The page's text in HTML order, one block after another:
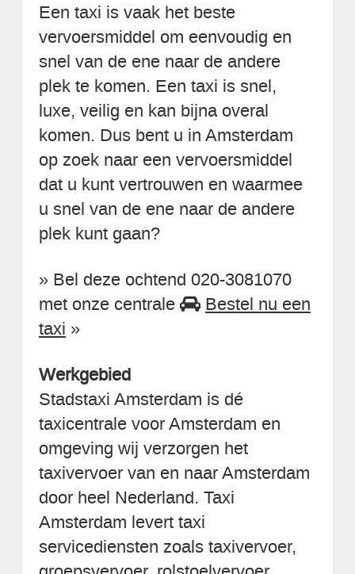
Een taxi is vaak het beste
vervoersmiddel om eenvoudig en
snel van de ene naar de andere
plek te komen. Een taxi is snel,
luxe, veilig en kan bijna overal
komen. Dus bent u in Amsterdam
op zoek naar een vervoersmiddel
dat u kunt vertrouwen en waarmee
u snel van de ene naar de andere
plek kunt gaan?
» Bel deze ochtend 020-3081070
met onze centrale
Bestel nu een
taxi »
Werkgebied
Stadstaxi Amsterdam is dé
taxicentrale voor Amsterdam en
omgeving wij verzorgen het
taxivervoer van en naar Amsterdam
door heel Nederland. Taxi
Amsterdam levert taxi
servicediensten zoals taxivervoer,